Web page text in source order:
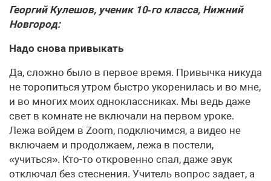
Георгий Кулешов, ученик 10‑го класса, Нижний
Новгород:
Надо снова привыкать
Да, сложно было в первое время. Привычка никуда
не торопиться утром быстро укоренилась и во мне,
и во многих моих одноклассниках. Мы ведь даже
свет в комнате не включали на первом уроке.
Лежа войдем в Zoom, подключимся, а видео не
включаем и продолжаем, лежа в постели,
«учиться». Кто-то откровенно спал, даже звук
отключал без стеснения. Учитель вопрос задает, а